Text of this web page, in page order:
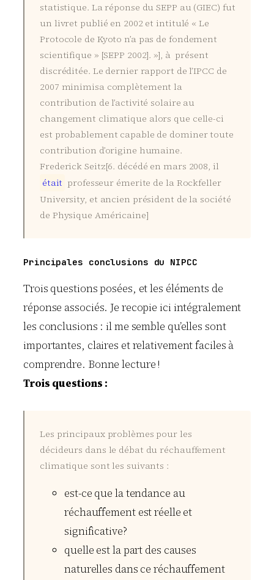
statistique. La réponse du SEPP au (GIEC) fut
un livret publié en 2002 et intitulé « Le
Protocole de Kyoto n’a pas de fondement
scientifique » [SEPP 2002]. »], à présent
discréditée. Le dernier rapport de l’IPCC de
2007 minimisa complètement la
contribution de l’activité solaire au
changement climatique alors que celle-ci
est probablement capable de dominer toute
contribution d’origine humaine.
Frederick Seitz[6. décédé en mars 2008, il
était professeur émerite de la Rockfeller
University, et ancien président de la société
de Physique Américaine]
Principales conclusions du NIPCC
Trois questions posées, et les éléments de
réponse associés. Je recopie ici intégralement
les conclusions : il me semble qu’elles sont
importantes, claires et relativement faciles à
comprendre. Bonne lecture !
Trois questions :
Les principaux problèmes pour les
décideurs dans le débat du réchauffement
climatique sont les suivants :
est-ce que la tendance au
réchauffement est réelle et
significative?
quelle est la part des causes
naturelles dans ce réchauffement